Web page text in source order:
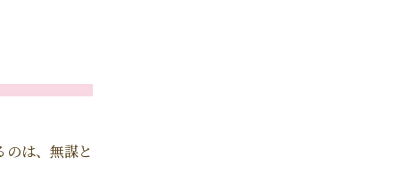
は、無謀と